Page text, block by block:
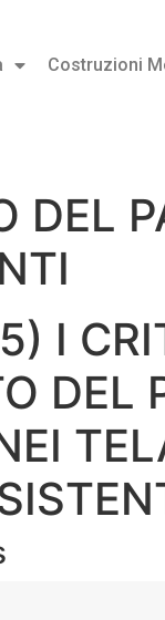
Costruzioni
DEL
I
DEL